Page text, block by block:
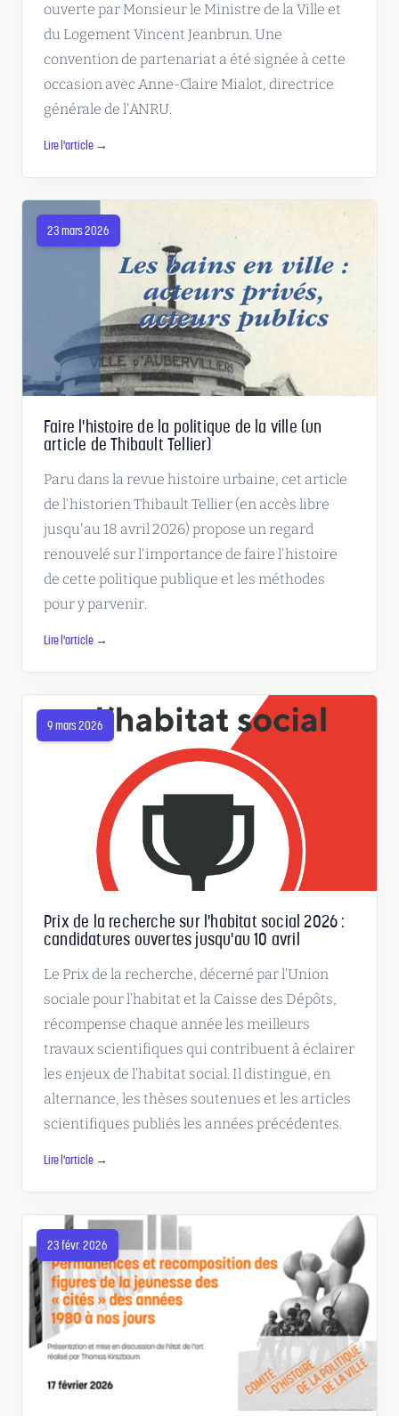
ouverte par Monsieur le Ministre de la Ville et
du Logement Vincent Jeanbrun. Une
convention de partenariat a été signée à cette
occasion avec Anne-Claire Mialot, directrice
générale de l'ANRU.
Lire l'article →
23 mars 2026
Faire l'histoire de la politique de la ville (un
article de Thibault Tellier)
Paru dans la revue histoire urbaine, cet article
de l'historien Thibault Tellier (en accès libre
jusqu'au 18 avril 2026) propose un regard
renouvelé sur l'importance de faire l'histoire
de cette politique publique et les méthodes
pour y parvenir.
Lire l'article →
9 mars 2026
Prix de la recherche sur l'habitat social 2026 :
candidatures ouvertes jusqu'au 10 avril
Le Prix de la recherche, décerné par l’Union
sociale pour l’habitat et la Caisse des Dépôts,
récompense chaque année les meilleurs
travaux scientifiques qui contribuent à éclairer
les enjeux de l’habitat social. Il distingue, en
alternance, les thèses soutenues et les articles
scientifiques publiés les années précédentes.
Lire l'article →
23 févr. 2026